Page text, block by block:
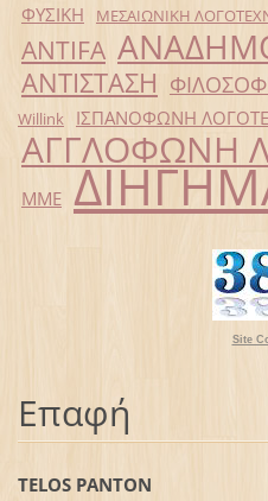
ΦΥΣΙΚΗ ΜΕΣΑΙΩΝΙΚΗ
ANTIFA
ΑΝΤΙΣΤΑΣΗ
Willink
ΙΣΠΑΝΟΦΩΝΗ
ΑΓΓΛΟΦΩΝΗ
ΜΜΕ
Site
Επαφή
TELOS PANTON